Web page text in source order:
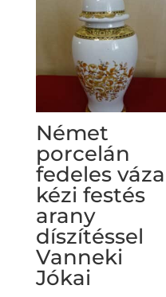
Német
porcelán
fedeles váza
kézi festés
arany
díszítéssel
Vanneki
Jókai